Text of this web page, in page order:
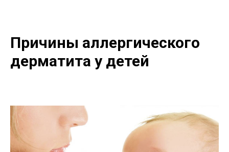
Причины аллергического
дерматита у детей